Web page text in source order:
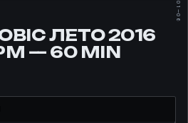
ЛЕТО 2016
— 60 MIN
01—06